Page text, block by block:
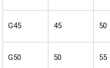
G45 45 50
G50 50 55